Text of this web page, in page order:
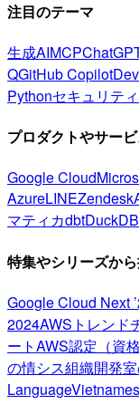
注目のテーマ
生成AIMCP
QGitHub Copilot
Pythonセキュリティ
プロダクトやサー
Google Cloud
AzureLINEZendesk
マティカdbtDuckDB
特集やシリーズか
Google Cloud Next
2024AWSトレンド
ートAWS認定（資格
の情シス組織開発
Language